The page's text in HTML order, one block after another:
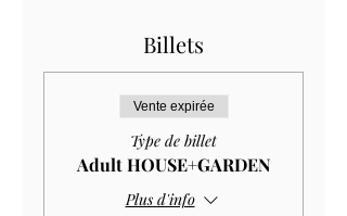
Billets
Vente expirée
Type de billet
Adult HOUSE+GARDEN
Plus d'info